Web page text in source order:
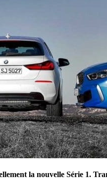
la nouvelle Série 1.